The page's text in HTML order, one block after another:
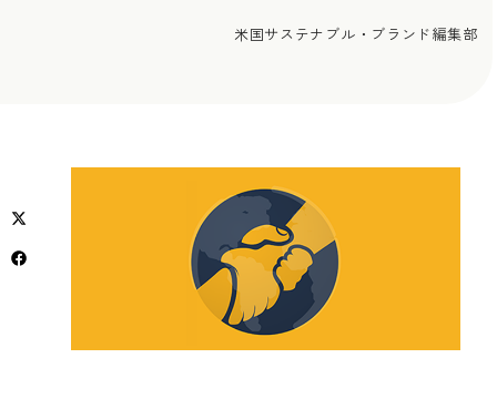
米国サステナブル・ブランド編集部